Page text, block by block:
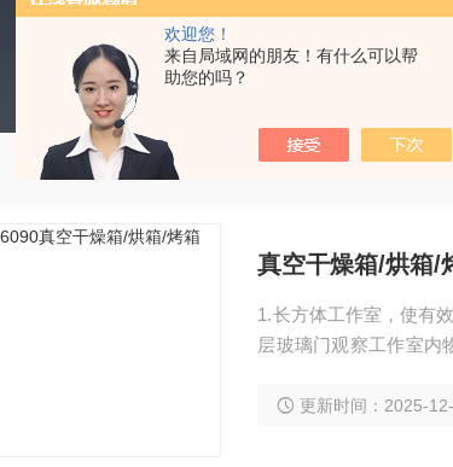
欢迎您！
来自局域网的朋友！有什么可以帮
助您的吗？
真空干燥箱/烘箱/
1.长方体工作室，使有
层玻璃门观察工作室内
更新时间：2025-